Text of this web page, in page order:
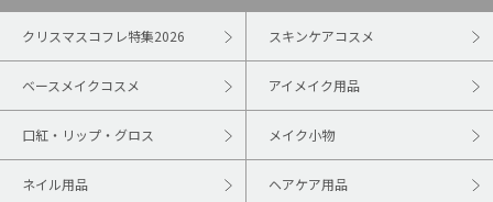
クリスマスコフレ特集2026 スキンケアコスメ
ベースメイクコスメ アイメイク用品
口紅・リップ・グロス メイク小物
ネイル用品 ヘアケア用品